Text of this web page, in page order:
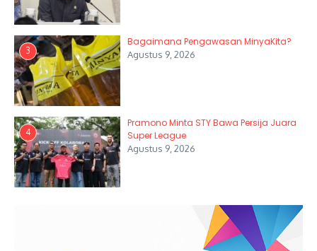
3
Bagaimana Pengawasan MinyaKita?
Agustus 9, 2026
4
Pramono Minta STY Bawa Persija Juara
Super League
Agustus 9, 2026